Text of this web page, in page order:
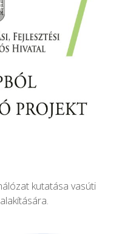
kutatása vasúti